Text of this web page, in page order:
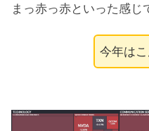
まっ赤っ赤といった感じ
今年は